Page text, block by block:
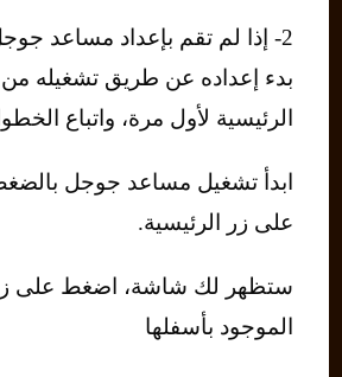
2- إذا لم تقم بإعداد مساعد
بدء إعداده عن طريق تشغيله
الرئيسية لأول مرة، واتباع
ابدأ تشغيل مساعد جوجل
على زر الرئيسية.
ستظهر لك شاشة، اضغط على زر
الموجود بأسفلها